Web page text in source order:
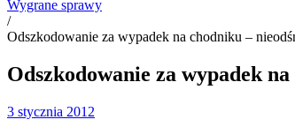
Wygrane sprawy
/
Odszkodowanie za wypadek na chodniku –
Odszkodowanie za wypadek
3 stycznia 2012